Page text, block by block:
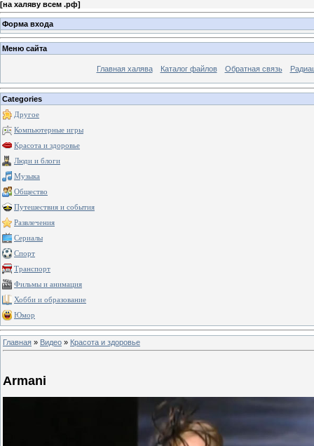
[на халяву всем .рф]
Форма входа
Меню сайта
Главная халява Каталог файлов Обратная связь
Categories
Другое
Компьютерные игры
Красота и здоровье
Люди и блоги
Музыка
Общество
Путешествия и события
Развлечения
Сериалы
Спорт
Транспорт
Фильмы и анимация
Хобби и образование
Юмор
Главная » Видео » Красота и здоровье
Armani